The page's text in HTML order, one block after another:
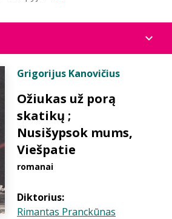
Grigorijus Kanovičius
Ožiukas už porą
skatikų ;
Nusišypsok mums,
Viešpatie
romanai
Diktorius:
Rimantas Pranckūnas